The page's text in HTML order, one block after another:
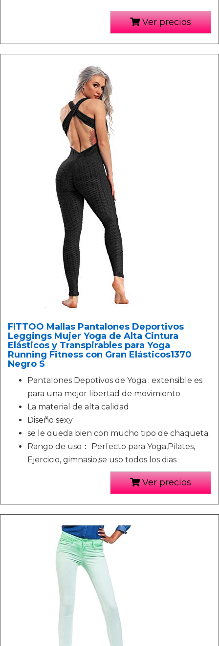
Ver precios
FITTOO Mallas Pantalones Deportivos
Leggings Mujer Yoga de Alta Cintura
Elásticos y Transpirables para Yoga
Running Fitness con Gran Elásticos1370
Negro S
Pantalones Depotivos de Yoga : extensible es
para una mejor libertad de movimiento
La material de alta calidad
Diseño sexy
se le queda bien con mucho tipo de chaqueta.
Rango de uso： Perfecto para Yoga,Pilates,
Ejercicio, gimnasio,se uso todos los dias
Ver precios